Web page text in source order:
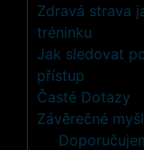
Zdravá strava
tréninku
Jak sledovat
přístup
Časté Dotazy
Závěrečné